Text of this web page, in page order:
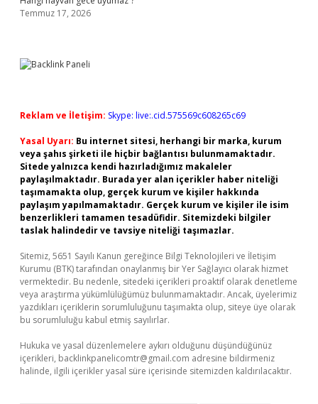
Temmuz 17, 2026
Reklam ve İletişim: Skype: live:.cid.575569c608265c69
Yasal Uyarı: Bu internet sitesi, herhangi bir marka, kurum
veya şahıs şirketi ile hiçbir bağlantısı bulunmamaktadır.
Sitede yalnızca kendi hazırladığımız makaleler
paylaşılmaktadır. Burada yer alan içerikler haber niteliği
taşımamakta olup, gerçek kurum ve kişiler hakkında
paylaşım yapılmamaktadır. Gerçek kurum ve kişiler ile isim
benzerlikleri tamamen tesadüfidir. Sitemizdeki bilgiler
taslak halindedir ve tavsiye niteliği taşımazlar.
Sitemiz, 5651 Sayılı Kanun gereğince Bilgi Teknolojileri ve İletişim
Kurumu (BTK) tarafından onaylanmış bir Yer Sağlayıcı olarak hizmet
vermektedir. Bu nedenle, sitedeki içerikleri proaktif olarak denetleme
veya araştırma yükümlülüğümüz bulunmamaktadır. Ancak, üyelerimiz
yazdıkları içeriklerin sorumluluğunu taşımakta olup, siteye üye olarak
bu sorumluluğu kabul etmiş sayılırlar.
Hukuka ve yasal düzenlemelere aykırı olduğunu düşündüğünüz
içerikleri, backlinkpanelicomtr@gmail.com adresine bildirmeniz
halinde, ilgili içerikler yasal süre içerisinde sitemizden kaldırılacaktır.